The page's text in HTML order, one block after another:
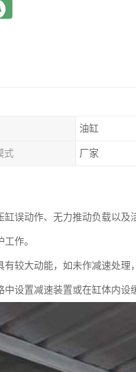
油缸
式 厂家
误动作、无力推动负载以及
作。
较大动能，如未作减速处理
设置减速装置或在缸体内设